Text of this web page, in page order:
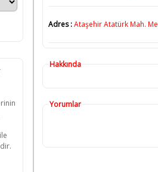
Adres :Ataşehir Atatürk Mah.
Hakkında
Yorumlar